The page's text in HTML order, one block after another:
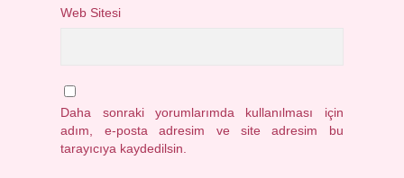
Web Sitesi
Daha sonraki yorumlarımda kullanılması için
adım, e-posta adresim ve site adresim bu
tarayıcıya kaydedilsin.